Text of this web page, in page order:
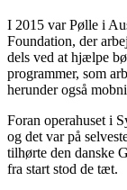
I 2015 var Pølle i
Foundation, der
dels ved at hjælpe
programmer, som
herunder også
Foran operahuset i
og det var på
tilhørte den danske
fra start stod de tæt.